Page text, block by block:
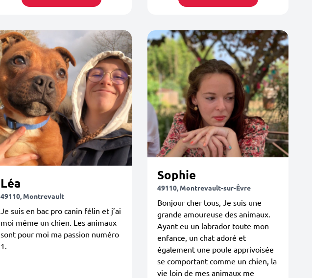
Léa
49110, Montrevault
Je suis en bac pro canin félin et j’ai
moi même un chien. Les animaux
sont pour moi ma passion numéro
1.
Sophie
49110, Montrevault-sur-Èvre
Bonjour cher tous, Je suis une
grande amoureuse des animaux.
Ayant eu un labrador toute mon
enfance, un chat adoré et
également une poule apprivoisée
se comportant comme un chien, la
vie loin de mes animaux me